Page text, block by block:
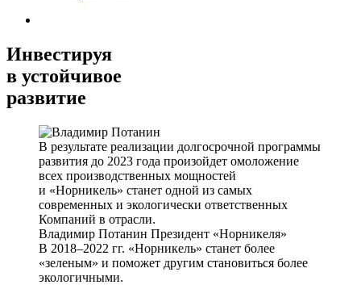
Инвестируя
в устойчивое
развитие
В результате реализации долгосрочной программы
развития до 2023 года произойдет омоложение
всех производственных мощностей
и «Норникель» станет одной из самых
современных и экологически ответственных
Компаний в отрасли.
Владимир Потанин Президент «Норникеля»
В 2018–2022 гг. «Норникель» станет более
«зеленым» и поможет другим становиться более
экологичными.